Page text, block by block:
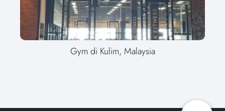
Gym di Kulim, Malaysia